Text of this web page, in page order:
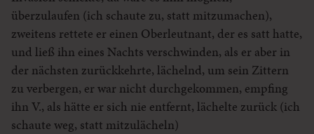
überzulaufen (ich schaute zu, statt mitzumachen),
zweitens rettete er einen Oberleutnant, der es satt hatte,
und ließ ihn eines Nachts verschwinden, als er aber in
der nächsten zurückkehrte, lächelnd, um sein Zittern
zu verbergen, er war nicht durchgekommen, empfing
ihn V., als hätte er sich nie entfernt, lächelte zurück (ich
schaute weg, statt mitzulächeln)